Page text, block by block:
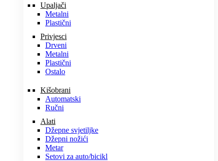
Upaljači
Metalni
Plastični
Privjesci
Drveni
Metalni
Plastični
Ostalo
Kišobrani
Automatski
Ručni
Alati
Džepne svjetiljke
Džepni nožići
Metar
Setovi za auto/bicikl